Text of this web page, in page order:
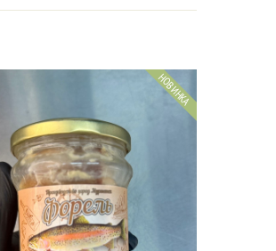
НОВИНКА